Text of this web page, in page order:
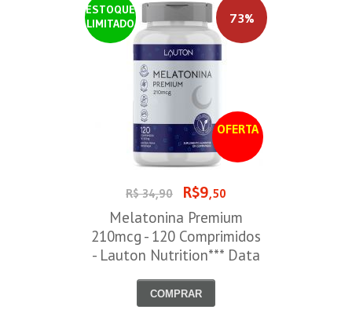
ESTOQUE
LIMITADO
OFERTA
73%
R$ 34,90 R$9,50
Melatonina Premium
210mcg - 120 Comprimidos
- Lauton Nutrition*** Data
COMPRAR